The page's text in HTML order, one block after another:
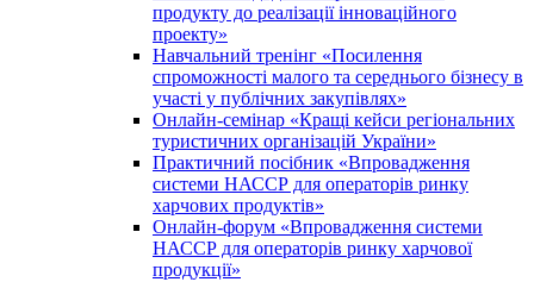
продукту до реалізації інноваційного
проекту»
Навчальний тренінг «Посилення
спроможності малого та середнього бізнесу в
участі у публічних закупівлях»
Онлайн-семінар «Кращі кейси регіональних
туристичних організацій України»
Практичний посібник «Впровадження
системи НАССР для операторів ринку
харчових продуктів»
Онлайн-форум «Впровадження системи
НАССР для операторів ринку харчової
продукції»